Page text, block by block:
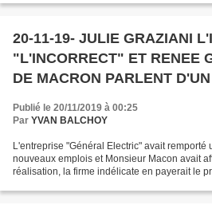
20-11-19- JULIE GRAZIANI
"L'INCORRECT" ET RENEE
DE MACRON PARLENT
FOSSILE QU'ILS
LACHETE
Publié le 20/11/2019 à 00:25
Par YVAN BALCHOY
L'entreprise "Général Electric" avait remporté
nouveaux emplois et Monsieur Macon avait
réalisation, la firme indélicate en payerait le